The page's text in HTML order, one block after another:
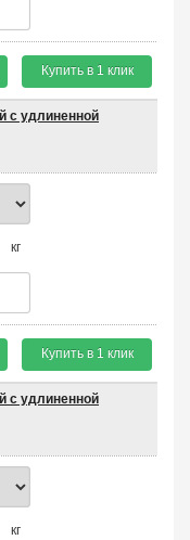
Купить в 1 клик
с удлиненной
кг
Купить в 1 клик
с удлиненной
кг